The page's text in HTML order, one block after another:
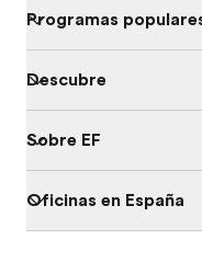
Programas
Descubre
Sobre EF
Oficinas en España